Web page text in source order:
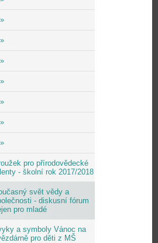
pro přírodovědecké
- školní rok 2017/2018
svět vědy a
- diskusní fórum
pro mladé
a symboly Vánoc na
pro děti z MŠ